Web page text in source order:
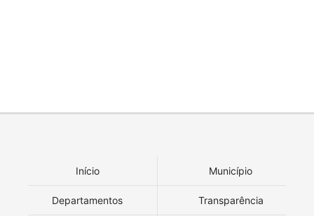
Início Município
Departamentos Transparência